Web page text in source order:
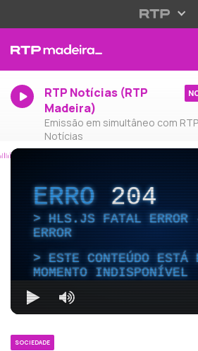
RTP Notícias (RTP
Madeira)
Emissão em simultâneo com RTP
Notícias
ERRO204
HLS.JS FATAL ERROR
ERROR
ESTE CONTEÚDO ESTÁ
MOMENTO INDISPONÍVEL
SOCIEDADE